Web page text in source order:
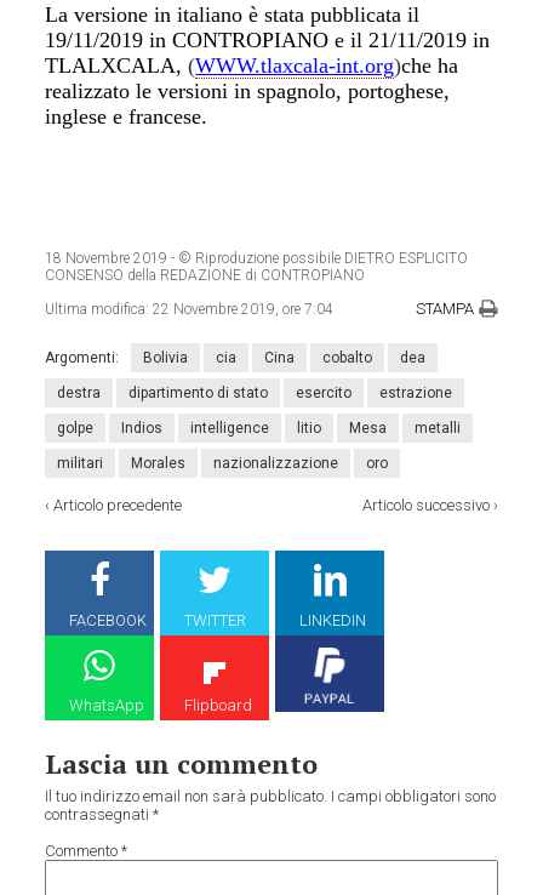
La versione in italiano è stata pubblicata il
19/11/2019 in CONTROPIANO e il 21/11/2019 in
TLALXCALA, (WWW.tlaxcala-int.org)che ha
realizzato le versioni in spagnolo, portoghese,
inglese e francese.
18 Novembre 2019 - © Riproduzione possibile DIETRO ESPLICITO
CONSENSO della REDAZIONE di CONTROPIANO
Ultima modifica:22 Novembre 2019, ore 7:04 STAMPA
Argomenti: Bolivia cia Cina cobalto dea
destra dipartimento di stato esercito estrazione
golpe Indios intelligence litio Mesa metalli
militari Morales nazionalizzazione oro
‹Articolo precedente Articolo successivo›
FACEBOOK TWITTER LINKEDIN
WhatsApp Flipboard
Lascia un commento
Il tuo indirizzo email non sarà pubblicato. I campi obbligatori sono
contrassegnati*
Commento*